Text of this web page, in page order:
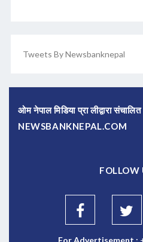
Tweets By Newsbanknepal
ओम नेपाल मिडिया प्रा लीद्वारा संचालित
NEWSBANKNEPAL.COM
FOLLOW
For Advertisement :